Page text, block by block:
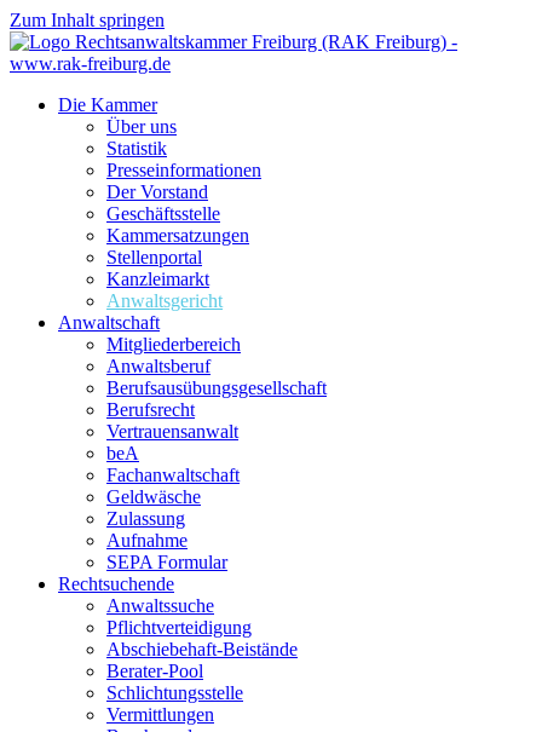
Zum Inhalt springen
Die Kammer
Über uns
Statistik
Presseinformationen
Der Vorstand
Geschäftsstelle
Kammersatzungen
Stellenportal
Kanzleimarkt
Anwaltsgericht
Anwaltschaft
Mitgliederbereich
Anwaltsberuf
Berufsausübungs­gesellschaft
Berufsrecht
Vertrauensanwalt
beA
Fachanwaltschaft
Geldwäsche
Zulassung
Aufnahme
SEPA Formular
Rechtsuchende
Anwaltssuche
Pflichtverteidigung
Abschiebehaft-Beistände
Berater-Pool
Schlichtungsstelle
Vermittlungen